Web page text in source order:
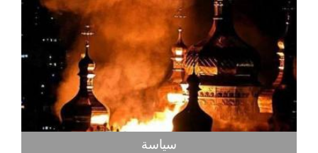
سياسة